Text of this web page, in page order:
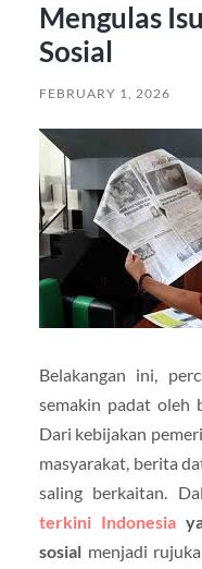
Mengulas
Sosial
FEBRUARY 1, 2026
Belakangan ini,
semakin padat oleh
Dari kebijakan
masyarakat, berita
saling berkaitan.
terkini Indonesia
sosialmenjadi